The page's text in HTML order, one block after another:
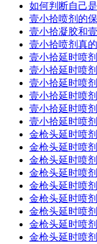
如何判断自己
壹小拾喷剂的
壹小拾凝胶和
壹小拾喷剂真
壹小拾延时喷
壹小拾延时喷
壹小拾延时喷
壹小拾延时喷
壹小拾延时喷
壹小拾延时喷
金枪头延时喷
金枪头延时喷
金枪头延时喷
金枪头延时喷
金枪头延时喷
金枪头延时喷
金枪头延时喷
金枪头延时喷
金枪头延时喷